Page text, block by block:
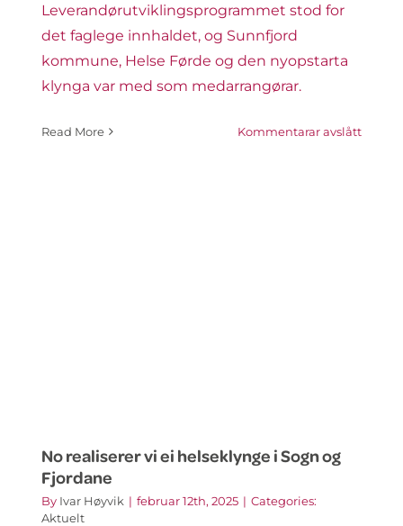
Leverandørutviklingsprogrammet stod for
det faglege innhaldet, og Sunnfjord
kommune, Helse Førde og den nyopstarta
klynga var med som medarrangørar.
Read More Kommentarar avslåttpå
No realiserer vi ei helseklynge i Sogn og
Fjordane
By Ivar Høyvik | februar 12th, 2025 | Categories:
Aktuelt